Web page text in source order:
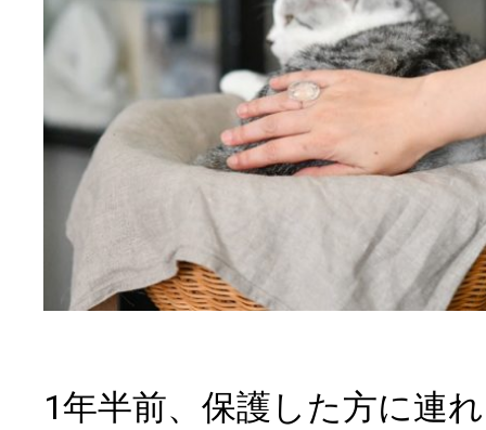
1年半前、保護した方に連